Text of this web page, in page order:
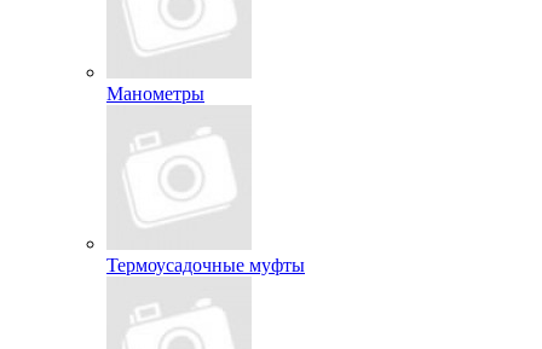
Манометры
Термоусадочные муфты